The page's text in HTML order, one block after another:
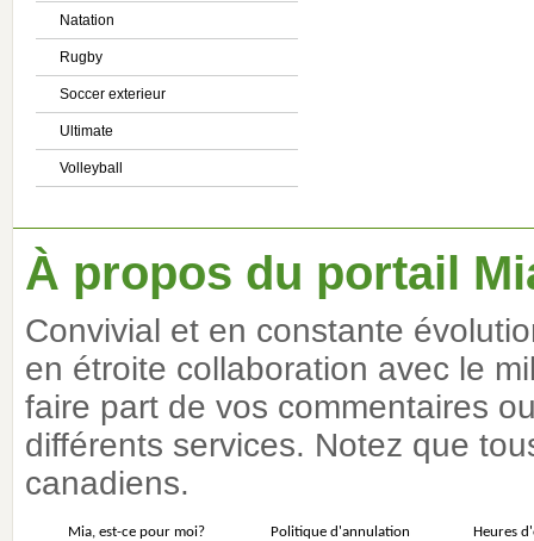
Natation
Rugby
Soccer exterieur
Ultimate
Volleyball
À propos du portail
Convivial et en constante
en étroite collaboration avec le
faire part de vos commentaires
différents services. Notez que
canadiens.
Mia, est-ce pour moi? Politique d'annulation
Heures